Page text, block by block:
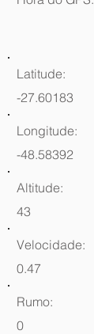
Latitude:
-27.60183
Longitude:
-48.58392
Altitude:
43
Velocidade:
0.47
Rumo:
0